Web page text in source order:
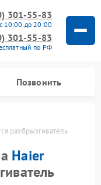
301-55-83
10:00 до 20:00
301-55-83
по РФ
Позвонить
разбрызгиватель
Haier